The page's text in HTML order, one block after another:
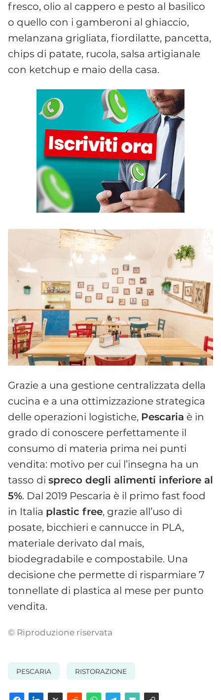
fresco, olio al cappero e pesto al basilico
o quello con i gamberoni al ghiaccio,
melanzana grigliata, fiordilatte, pancetta,
chips di patate, rucola, salsa artigianale
con ketchup e maio della casa.
Grazie a una gestione centralizzata della
cucina e a una ottimizzazione strategica
delle operazioni logistiche, Pescaria è in
grado di conoscere perfettamente il
consumo di materia prima nei punti
vendita: motivo per cui l’insegna ha un
tasso di spreco degli alimenti inferiore al
5%. Dal 2019 Pescaria è il primo fast food
in Italia plastic free, grazie all’uso di
posate, bicchieri e cannucce in PLA,
materiale derivato dal mais,
biodegradabile e compostabile. Una
decisione che permette di risparmiare 7
tonnellate di plastica al mese per punto
vendita.
© Riproduzione riservata
PESCARIA RISTORAZIONE